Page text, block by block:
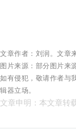
文章作者：刘润。文章
图片来源：部分图片来
如有侵犯，敬请作者与
辑器立场。
文章申明：本文章转